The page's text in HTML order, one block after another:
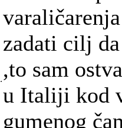
zadati cilj
,to sam
u Italiji kod
gumenog